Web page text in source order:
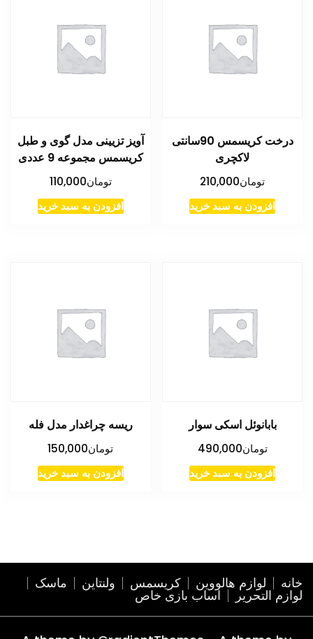
درخت کریسمس 90سانتی
لاکچری
تومان210,000
افزودن به سبد خرید
آویز تزیینی مدل گوی و طبل
کریسمس مجموعه 9 عددی
تومان110,000
افزودن به سبد خرید
بابانوئل اسکی سوار
تومان490,000
افزودن به سبد خرید
ریسه چراغدار مدل فله
تومان150,000
افزودن به سبد خرید
خانه لوازم هالووین کریسمس ولنتاین ماسک
لوازم التحریر اساب بازی خاص